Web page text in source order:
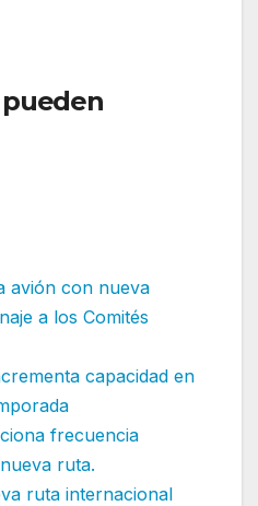
avión con nueva
a los Comités
capacidad en
frecuencia
ruta.
ruta internacional